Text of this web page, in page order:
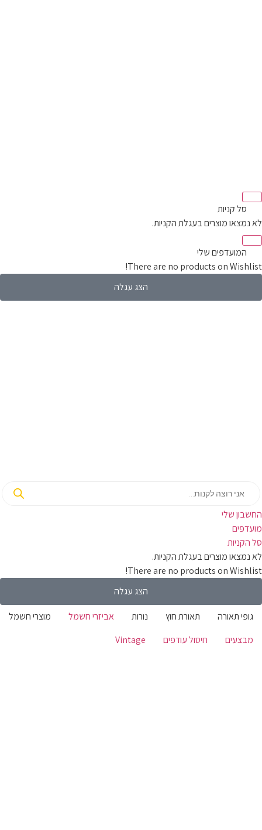
סל קניות‬
מוצרים בעגלת הקניות.
המועדפים שלי
There are no products on
הצג עגלה
שלי‬
מוצרים בעגלת הקניות.
There are no products on
הצג עגלה
תאורה תאורת חוץ נורות אביזרי חשמל
מוצרי חשמל
חיסול עודפים Vintage